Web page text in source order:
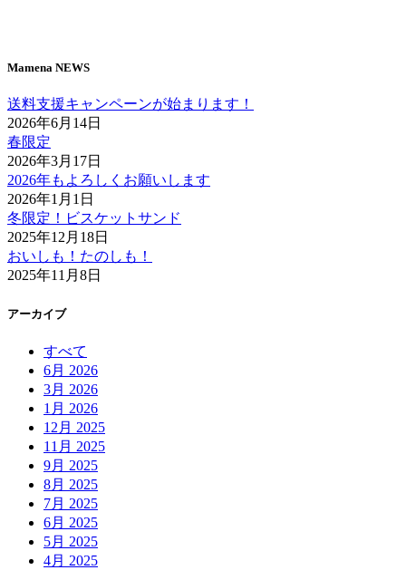
Mamena NEWS
送料支援キャンペーンが始まります！
2026年6月14日
春限定
2026年3月17日
2026年もよろしくお願いします
2026年1月1日
冬限定！ビスケットサンド
2025年12月18日
おいしも！たのしも！
2025年11月8日
アーカイブ
すべて
6月 2026
3月 2026
1月 2026
12月 2025
11月 2025
9月 2025
8月 2025
7月 2025
6月 2025
5月 2025
4月 2025